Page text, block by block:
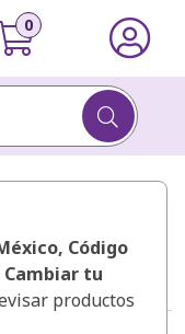
, Código
Cambiar tu
productos